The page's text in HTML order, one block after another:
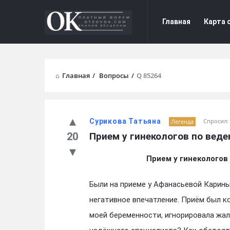
Форум
Отзывы
Отзывы
Navigation
Главная Карта
Главная / Вопросы / Q 85264
Сурикова Татьяна Легенда Спросил:
Прием у гинекологов по
20
Прием у
Были на приеме у Афанасьевой
негативное впечатление. Приём был
моей беременности, игнорировала